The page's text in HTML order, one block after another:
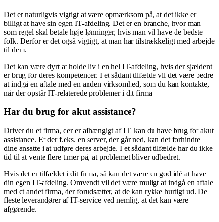
Det er naturligvis vigtigt at være opmærksom på, at det ikke er
billigt at have sin egen IT-afdeling. Det er en branche, hvor man
som regel skal betale høje lønninger, hvis man vil have de bedste
folk. Derfor er det også vigtigt, at man har tilstrækkeligt med arbejde
til dem.
Det kan være dyrt at holde liv i en hel IT-afdeling, hvis der sjældent
er brug for deres kompetencer. I et sådant tilfælde vil det være bedre
at indgå en aftale med en anden virksomhed, som du kan kontakte,
når der opstår IT-relaterede problemer i dit firma.
Har du brug for akut assistance?
Driver du et firma, der er afhængigt af IT, kan du have brug for akut
assistance. Er der f.eks. en server, der går ned, kan det forhindre
dine ansatte i at udføre deres arbejde. I et sådant tilfælde har du ikke
tid til at vente flere timer på, at problemet bliver udbedret.
Hvis det er tilfældet i dit firma, så kan det være en god idé at have
din egen IT-afdeling. Omvendt vil det være muligt at indgå en aftale
med et andet firma, der forudsætter, at de kan rykke hurtigt ud. De
fleste leverandører af IT-service ved nemlig, at det kan være
afgørende.